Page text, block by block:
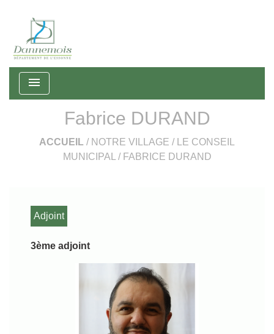
menu
Fabrice DURAND
ACCUEIL / NOTRE VILLAGE /
LE CONSEIL
MUNICIPAL
/ FABRICE DURAND
Adjoint
3ème adjoint